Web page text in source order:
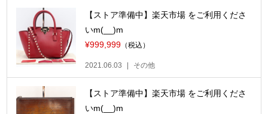
【ストア準備中】楽天市場 をご利用くださ
いm(__)m
¥999,999 （税込）
2021.06.03 その他
【ストア準備中】楽天市場 をご利用くださ
いm(__)m